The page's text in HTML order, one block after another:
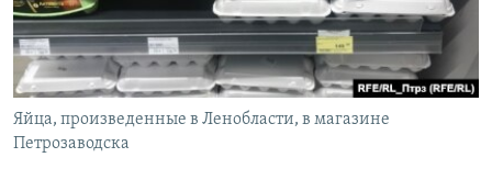
Яйца, произведенные в Ленобласти, в магазине
Петрозаводска